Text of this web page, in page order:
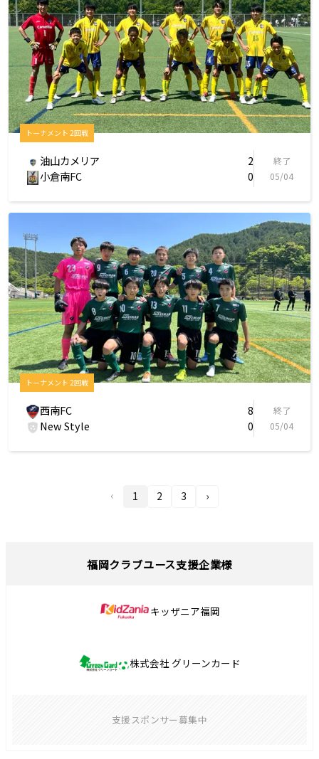
トーナメント 2回戦
油山カメリア 2
小倉南FC 0
終了
05/04
トーナメント 2回戦
西南FC 8
New Style 0
終了
05/04
‹ 1 2 3 ›
福岡クラブユース支援企業様
キッザニア福岡
株式会社 グリーンカード
支援スポンサー募集中